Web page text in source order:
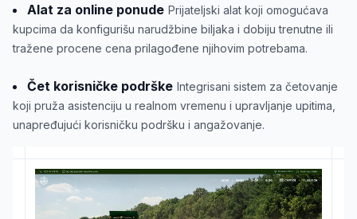
Alat za online ponude Prijateljski alat koji omogućava
kupcima da konfigurišu narudžbine biljaka i dobiju trenutne ili
tražene procene cena prilagođene njihovim potrebama.
Čet korisničke podrške Integrisani sistem za četovanje
koji pruža asistenciju u realnom vremenu i upravljanje upitima,
unapređujući korisničku podršku i angažovanje.